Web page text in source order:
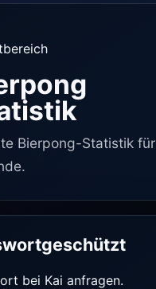
Bierpong-Statistik für
bei Kai anfragen.